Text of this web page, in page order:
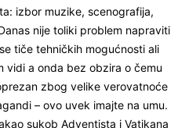
izbor muzike, scenografija,
nije toliki problem napraviti
tiče tehničkih mogućnosti ali
vidi a onda bez obzira o čemu
zbog velike verovatnoće
– ovo uvek imajte na umu.
sukob Adventista i Vatikana